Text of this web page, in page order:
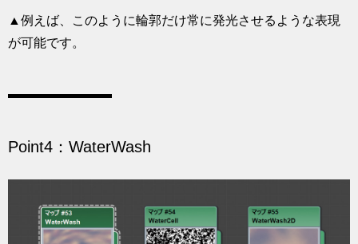
▲例えば、このように輪郭だけ常に発光させるような表現
が可能です。
Point4：WaterWash